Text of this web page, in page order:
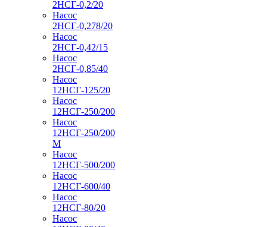
2НСГ-0,2/20
Насос
2НСГ-0,278/20
Насос
2НСГ-0,42/15
Насос
2НСГ-0,85/40
Насос
12НСГ-125/20
Насос
12НСГ-250/200
Насос
12НСГ-250/200
М
Насос
12НСГ-500/200
Насос
12НСГ-600/40
Насос
12НСГ-80/20
Насос